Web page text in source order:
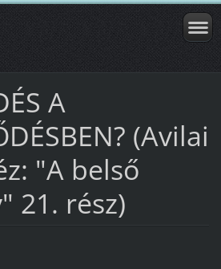
A
(Avilai
"A belső
21. rész)